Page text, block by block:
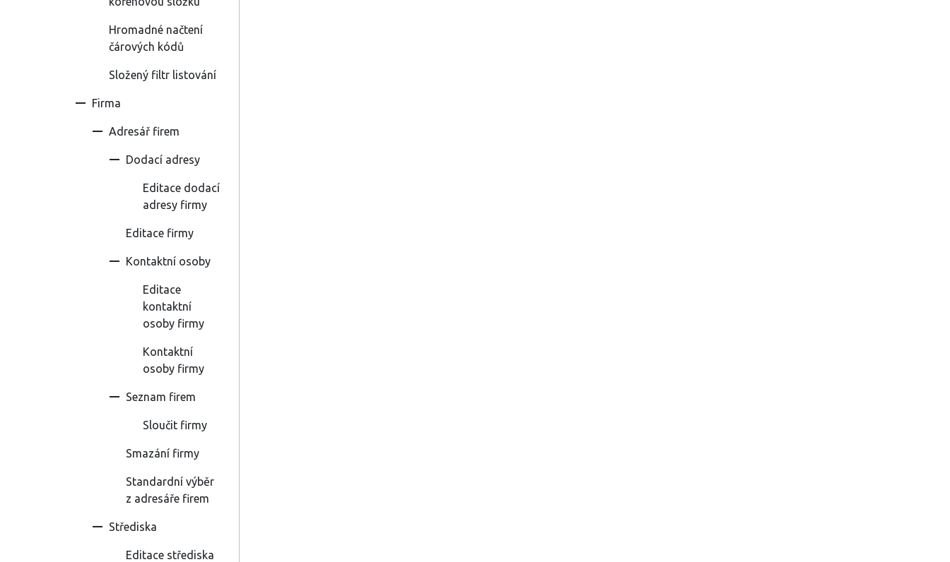
Hromadné načtení
čárových kódů
Složený filtr listování
Firma
Adresář firem
Dodací adresy
Editace dodací
adresy firmy
Editace firmy
Kontaktní osoby
Editace
kontaktní
osoby firmy
Kontaktní
osoby firmy
Seznam firem
Sloučit firmy
Smazání firmy
Standardní výběr
z adresáře firem
Střediska
Editace střediska